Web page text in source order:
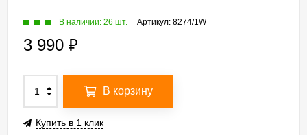
Артикул: 8274/1W
В наличии: 26 шт.
3 990 ₽
В корзину
Купить в 1 клик